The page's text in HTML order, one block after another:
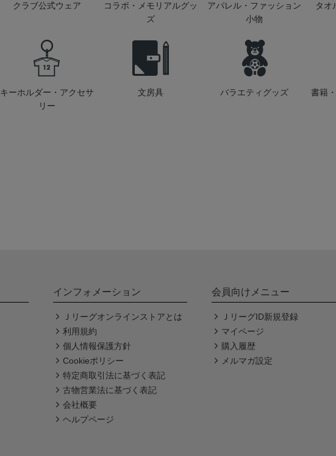
クラブ公式ウェア
コラボ・メモリアルグッ
ズ
アパレル・ファッション
小物
タオ
キーホルダー・アクセサ
リー
文房具 バラエティグッズ 書籍
インフォメーション
Ｊリーグオンラインストアとは
利用規約
個人情報保護方針
Cookieポリシー
特定商取引法に基づく表記
古物営業法に基づく表記
会社概要
ヘルプページ
会員向けメニュー
ＪリーグID新規登録
マイページ
購入履歴
メルマガ設定